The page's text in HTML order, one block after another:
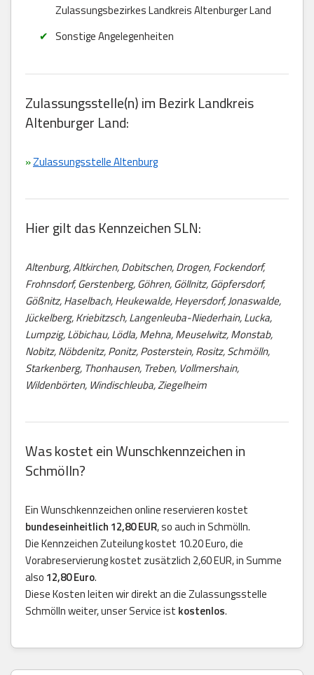
Zulassungsbezirkes Landkreis Altenburger Land
Sonstige Angelegenheiten
Zulassungsstelle(n) im Bezirk Landkreis
Altenburger Land:
»Zulassungsstelle Altenburg
Hier gilt das Kennzeichen SLN:
Altenburg, Altkirchen, Dobitschen, Drogen, Fockendorf,
Frohnsdorf, Gerstenberg, Göhren, Göllnitz, Göpfersdorf,
Gößnitz, Haselbach, Heukewalde, Heyersdorf, Jonaswalde,
Jückelberg, Kriebitzsch, Langenleuba-Niederhain, Lucka,
Lumpzig, Löbichau, Lödla, Mehna, Meuselwitz, Monstab,
Nobitz, Nöbdenitz, Ponitz, Posterstein, Rositz, Schmölln,
Starkenberg, Thonhausen, Treben, Vollmershain,
Wildenbörten, Windischleuba, Ziegelheim
Was kostet ein Wunschkennzeichen in
Schmölln?
Ein Wunschkennzeichen online reservieren kostet
bundeseinheitlich 12,80 EUR, so auch in Schmölln.
Die Kennzeichen Zuteilung kostet 10.20 Euro, die
Vorabreservierung kostet zusätzlich 2,60 EUR, in Summe
also 12,80 Euro.
Diese Kosten leiten wir direkt an die Zulassungsstelle
Schmölln weiter, unser Service ist kostenlos.